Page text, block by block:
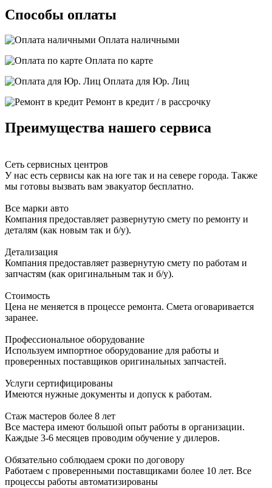
Способы оплаты
Оплата наличными
Оплата по карте
Оплата для Юр. Лиц
Ремонт в кредит / в рассрочку
Преимущества нашего сервиса
Сеть сервисных центров
У нас есть сервисы как на юге так и на севере города. Также
мы готовы вызвать вам эвакуатор бесплатно.
Все марки авто
Компания предоставляет развернутую смету по ремонту и
деталям (как новым так и б/у).
Детализация
Компания предоставляет развернутую смету по работам и
запчастям (как оригинальным так и б/у).
Стоимость
Цена не меняется в процессе ремонта. Смета оговаривается
заранее.
Профессиональное оборудование
Используем импортное оборудование для работы и
проверенных поставщиков оригинальных запчастей.
Услуги сертифицированы
Имеются нужные документы и допуск к работам.
Стаж мастеров более 8 лет
Все мастера имеют большой опыт работы в организации.
Каждые 3-6 месяцев проводим обучение у дилеров.
Обязательно соблюдаем сроки по договору
Работаем с проверенными поставщиками более 10 лет. Все
процессы работы автоматизированы